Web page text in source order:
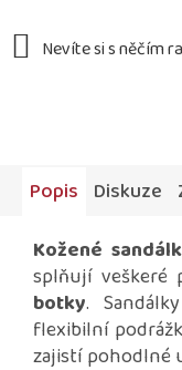
Popis Diskuze
Kožené
splňují veškeré
botky.
flexibilní
zajistí pohodlné